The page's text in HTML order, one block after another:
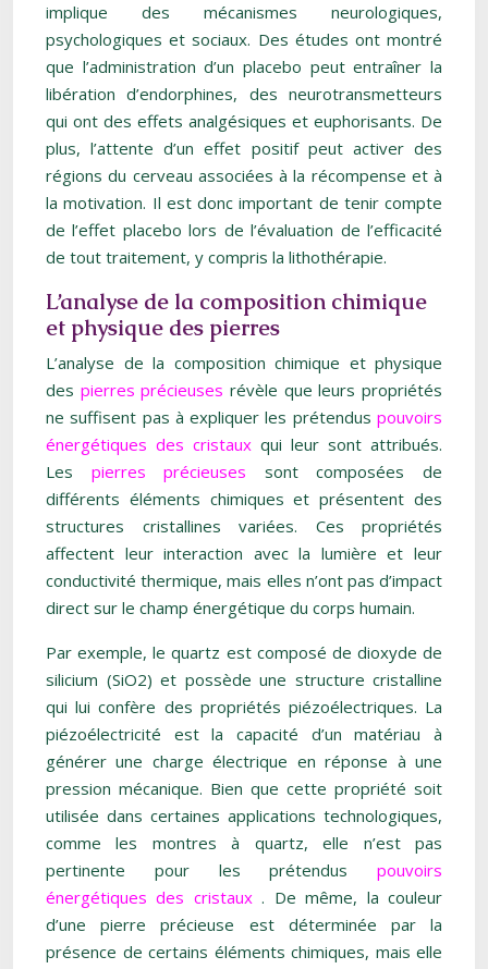
implique des mécanismes neurologiques,
psychologiques et sociaux. Des études ont montré
que l’administration d’un placebo peut entraîner la
libération d’endorphines, des neurotransmetteurs
qui ont des effets analgésiques et euphorisants. De
plus, l’attente d’un effet positif peut activer des
régions du cerveau associées à la récompense et à
la motivation. Il est donc important de tenir compte
de l’effet placebo lors de l’évaluation de l’efficacité
de tout traitement, y compris la lithothérapie.
L’analyse de la composition chimique
et physique des pierres
L’analyse de la composition chimique et physique
des pierres précieusesrévèle que leurs propriétés
ne suffisent pas à expliquer les prétendus pouvoirs
énergétiques des cristaux qui leur sont attribués.
Les pierres précieuses sont composées de
différents éléments chimiques et présentent des
structures cristallines variées. Ces propriétés
affectent leur interaction avec la lumière et leur
conductivité thermique, mais elles n’ont pas d’impact
direct sur le champ énergétique du corps humain.
Par exemple, le quartz est composé de dioxyde de
silicium (SiO2) et possède une structure cristalline
qui lui confère des propriétés piézoélectriques. La
piézoélectricité est la capacité d’un matériau à
générer une charge électrique en réponse à une
pression mécanique. Bien que cette propriété soit
utilisée dans certaines applications technologiques,
comme les montres à quartz, elle n’est pas
pertinente pour les prétendus pouvoirs
énergétiques des cristaux. De même, la couleur
d’une pierre précieuse est déterminée par la
présence de certains éléments chimiques, mais elle